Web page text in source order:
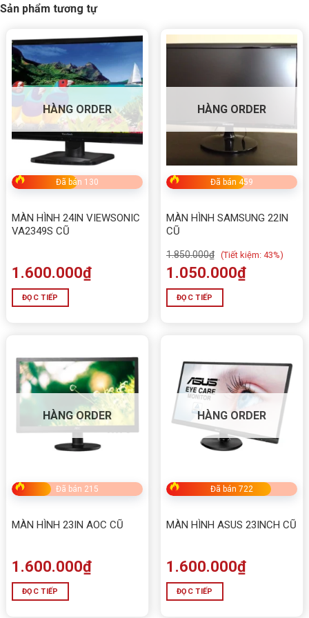
Sản phẩm tương tự
HÀNG ORDER
Đã bán 130
MÀN HÌNH 24IN VIEWSONIC
VA2349S CŨ
1.600.000₫
ĐỌC TIẾP
HÀNG ORDER
Đã bán 459
MÀN HÌNH SAMSUNG 22IN
CŨ
1.850.000₫ (Tiết kiệm: 43%)
1.050.000₫
ĐỌC TIẾP
HÀNG ORDER
Đã bán 215
MÀN HÌNH 23IN AOC CŨ
1.600.000₫
ĐỌC TIẾP
HÀNG ORDER
Đã bán 722
MÀN HÌNH ASUS 23INCH CŨ
1.600.000₫
ĐỌC TIẾP